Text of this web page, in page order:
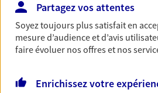
Retraite
Préparez sereinement ce
votre vie avec les conseils d'un
Partagez vos attentes
Soyez toujours plus satisfait en
mesure d’audience et d’avis
faire évoluer nos offres et nos
Enrichissez votre